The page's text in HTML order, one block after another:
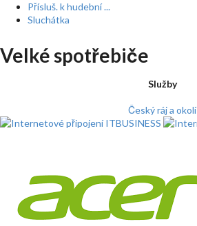
Přísluš. k hudební ...
Sluchátka
Velké spotřebiče
Služby
Český ráj a okolí